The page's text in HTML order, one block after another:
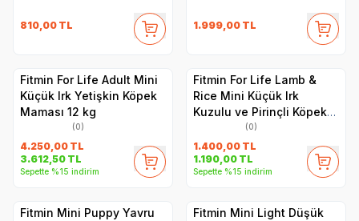
810,00 TL 1.999,00 TL
Fitmin For Life Adult Mini
Küçük Irk Yetişkin Köpek
Maması 12 kg
(0)
4.250,00 TL
3.612,50 TL
Sepette %15 indirim
Fitmin For Life Lamb &
Rice Mini Küçük Irk
Kuzulu ve Pirinçli Köpek
Maması 2.5 kg
(0)
1.400,00 TL
1.190,00 TL
Sepette %15 indirim
Fitmin Mini Puppy Yavru
Fitmin Mini Light Düşük